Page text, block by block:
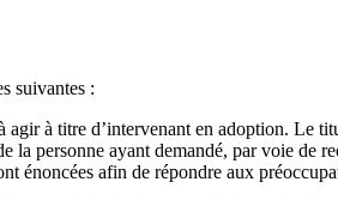
suivantes :
à titre d’intervenant en adoption. Le
personne ayant demandé, par voie de
énoncées afin de répondre aux